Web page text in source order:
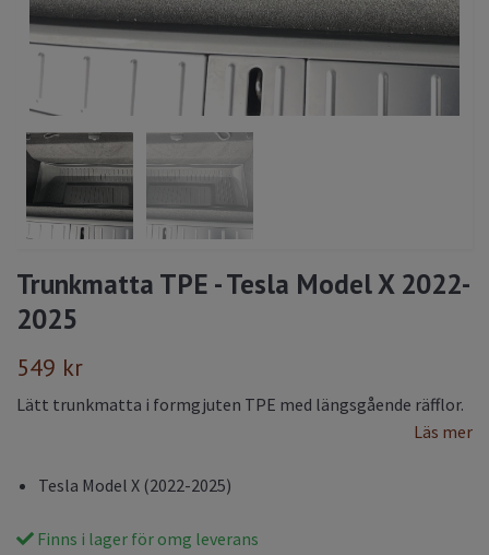
Trunkmatta TPE - Tesla Model X 2022-
2025
549 kr
Lätt trunkmatta i formgjuten TPE med längsgående räfflor.
Läs mer
Tesla Model X (2022-2025)
Finns i lager för omg leverans